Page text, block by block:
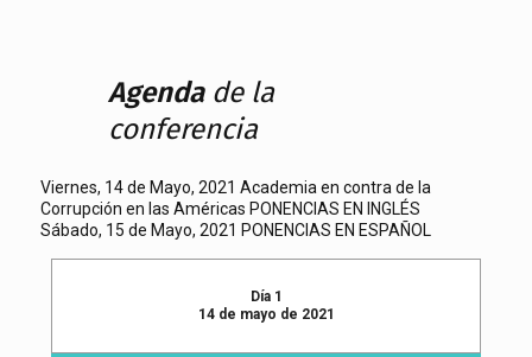
Agenda de la
conferencia
Viernes, 14 de Mayo, 2021 Academia en contra de la
Corrupción en las Américas PONENCIAS EN INGLÉS
Sábado, 15 de Mayo, 2021 PONENCIAS EN ESPAÑOL
Día 1
14 de mayo de 2021